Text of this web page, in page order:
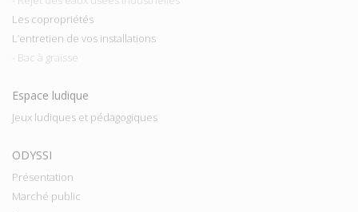
Les copropriétés
L’entretien de vos installations
- Bac à graisse
Espace ludique
Jeux ludiques et pédagogiques
ODYSSI
Présentation
Marché public